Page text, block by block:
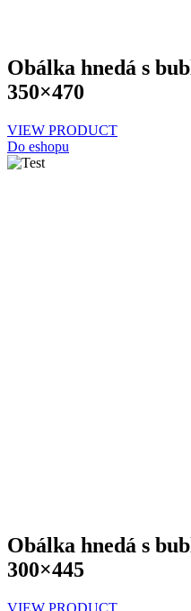
Obálka hnedá s
350×470
VIEW PRODUCT
Do eshopu
Obálka hnedá s
300×445
VIEW PRODUCT